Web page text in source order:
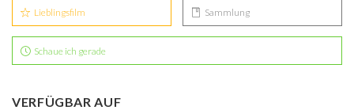
Lieblingsfilm Sammlung
Schaue ich gerade
VERFÜGBAR AUF